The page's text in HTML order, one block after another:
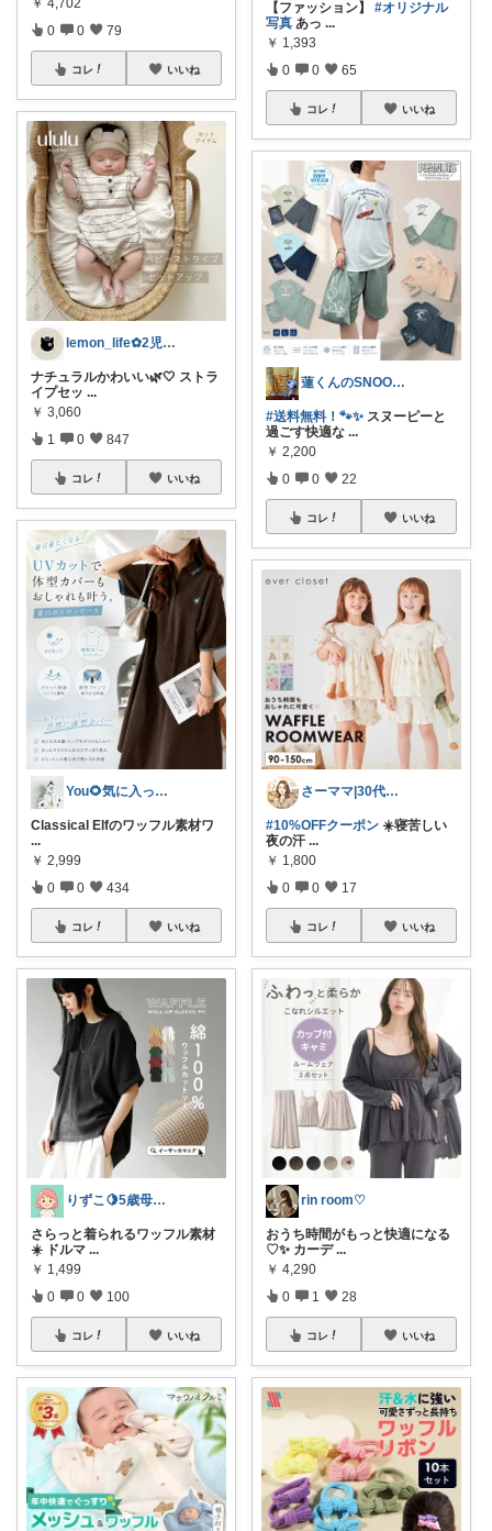
0 0 79
コレ いいね
lemon_life✿2児ママ
ナチュラルかわいい🌿🤍 ストラ
イプセッ ...
￥ 3,060
1 0 847
コレ いいね
You🌻気に入ったもの正直レビュー
Classical Elfのワッフル素材ワ
...
￥ 2,999
0 0 434
コレ いいね
りずこ🍋5歳母ちゃん
さらっと着られるワッフル素材
☀️ ドルマ ...
￥ 1,499
0 0 100
コレ いいね
【ファッション】 #オリジナル
写真 あっ ...
￥ 1,393
0 0 65
コレ いいね
蓮くんのSNOOPYおすすめROOM
#送料無料！🐾✨ スヌーピーと
過ごす快適な ...
￥ 2,200
0 0 22
コレ いいね
さーママ|30代小2女児ママ🎀
#10%OFFクーポン ☀️寝苦しい
夜の汗 ...
￥ 1,800
0 0 17
コレ いいね
rin room♡
おうち時間がもっと快適になる
♡✨ カーデ ...
￥ 4,290
0 1 28
コレ いいね